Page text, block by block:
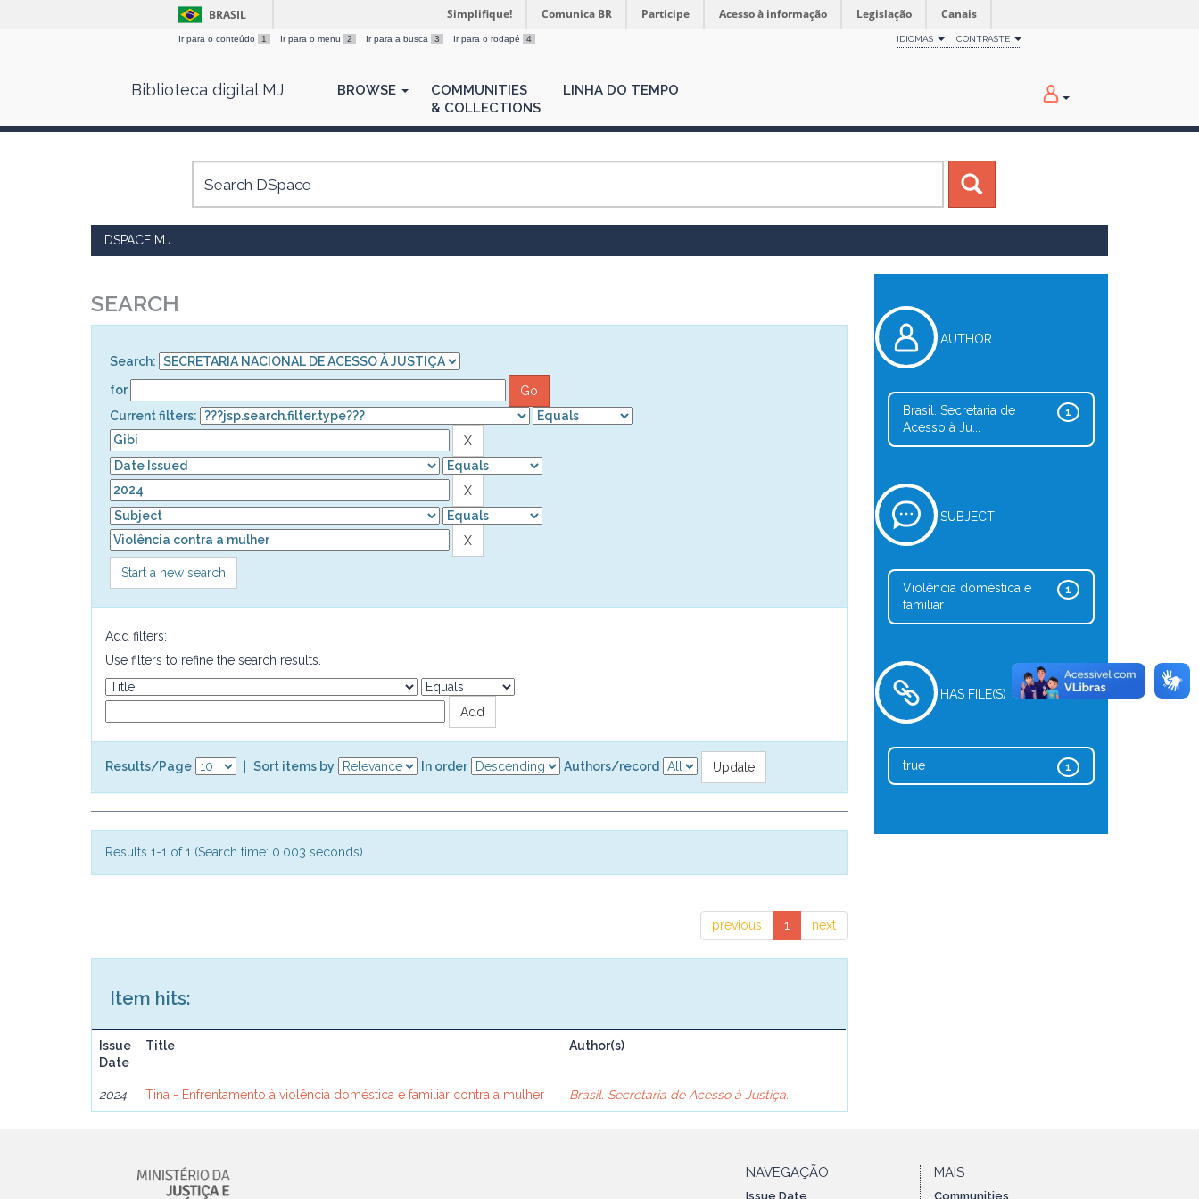
BRASIL Simplifique! Comunica BR Participe Acesso à informação Legislação Canais
Ir para o conteúdo 1 Ir para o menu 2 Ir para a busca 3 Ir para o rodapé 4 IDIOMAS CONTRASTE
Biblioteca digital MJ BROWSE
COMMUNITIES
& COLLECTIONS
LINHA DO TEMPO
DSPACE MJ
SEARCH
Search:
for
Current filters:
Start a new search
Add filters:
Use filters to refine the search results.
Results/Page Sort items by In order Authors/record
Results 1-1 of 1 (Search time: 0.003 seconds).
previous 1 next
Item hits:
Issue
Date
Title Author(s)
2024 Tina - Enfrentamento à violência doméstica e familiar contra a mulher Brasil. Secretaria de Acesso à Justiça.
AUTHOR
1
Brasil. Secretaria de
Acesso à Ju...
SUBJECT
1
Violência doméstica e
familiar
HAS FILE(S)
1
true
NAVEGAÇÃO
Issue Date
MAIS
Communities